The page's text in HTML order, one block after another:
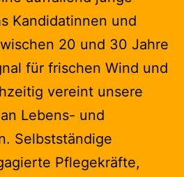
Kandidatinnen und
20 und 30 Jahre
für frischen Wind und
vereint unsere
Lebens- und
Selbstständige
Pflegekräfte,